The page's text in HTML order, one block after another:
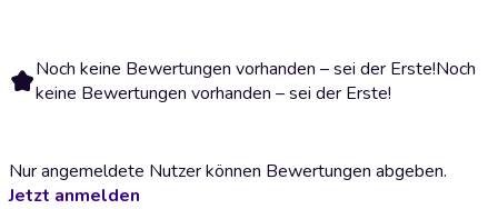
Noch keine Bewertungen vorhanden – sei der Erste!Noch
keine Bewertungen vorhanden – sei der Erste!
Nur angemeldete Nutzer können Bewertungen abgeben.
Jetzt anmelden